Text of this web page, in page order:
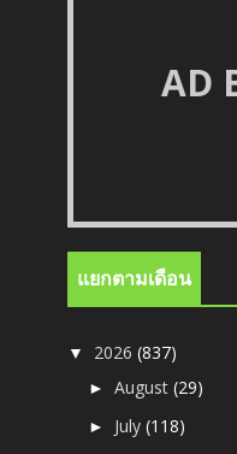
AD
แยกตามเดือน
▼ 2026(837)
►August(29)
► July(118)